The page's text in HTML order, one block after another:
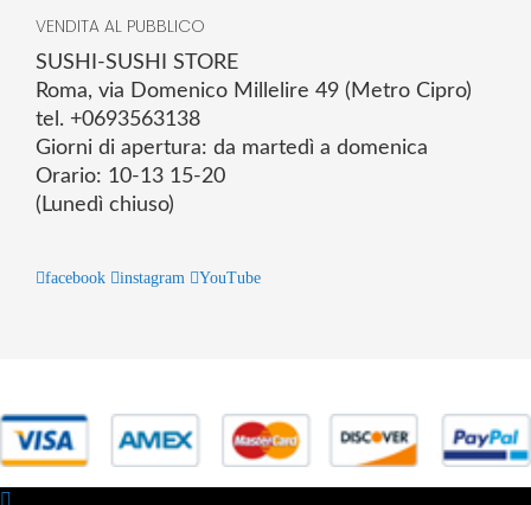
VENDITA AL PUBBLICO
SUSHI-SUSHI STORE
Roma, via Domenico Millelire 49 (Metro Cipro)
tel. +0693563138
Giorni di apertura: da martedì a domenica
Orario: 10-13 15-20
(Lunedì chiuso)
facebook instagram YouTube